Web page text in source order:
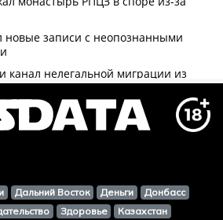
Дальний Восток Деньги
Донбасс
Здоровье
Казахстан